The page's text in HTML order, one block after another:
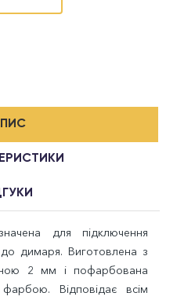
для підключення
димаря. Виготовлена з
2 мм і пофарбована
Відповідає всім